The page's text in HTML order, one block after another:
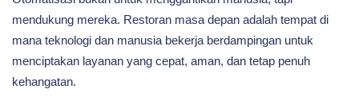
mendukung mereka. Restoran masa depan adalah tempat di
mana teknologi dan manusia bekerja berdampingan untuk
menciptakan layanan yang cepat, aman, dan tetap penuh
kehangatan.